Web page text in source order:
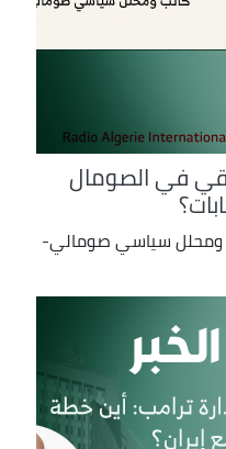
في الصومال
ومحلل سياسي صومالي-